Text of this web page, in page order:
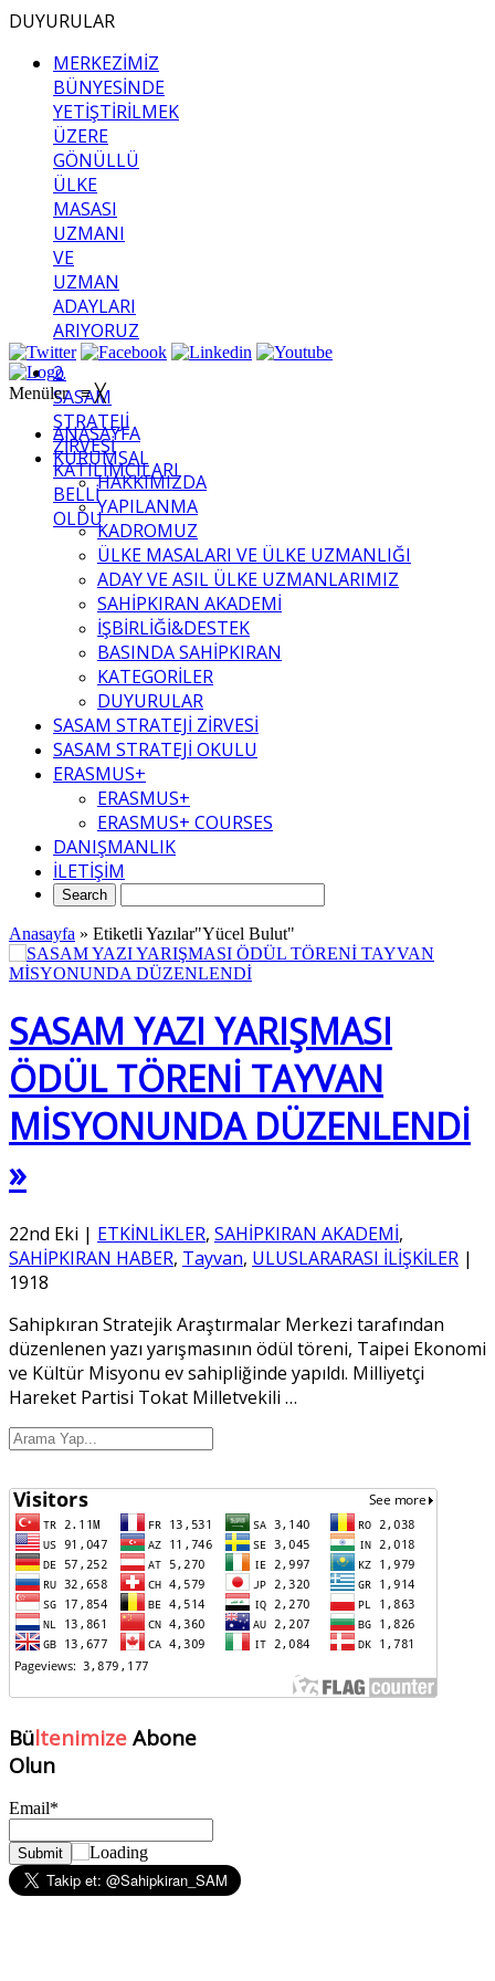
DUYURULAR
MERKEZİMİZ
BÜNYESİNDE
YETİŞTİRİLMEK
ÜZERE
GÖNÜLLÜ
ÜLKE
MASASI
UZMANI
VE
UZMAN
ADAYLARI
ARIYORUZ
2.
SASAM
STRATEJİ
ZİRVESİ
KATILIMCILARI
BELLİ
OLDU
Menüler≡ ╳
ANASAYFA
KURUMSAL
HAKKIMIZDA
YAPILANMA
KADROMUZ
ÜLKE MASALARI VE ÜLKE UZMANLIĞI
ADAY VE ASIL ÜLKE UZMANLARIMIZ
SAHİPKIRAN AKADEMİ
İŞBİRLİĞİ&DESTEK
BASINDA SAHİPKIRAN
KATEGORİLER
DUYURULAR
SASAM STRATEJİ ZİRVESİ
SASAM STRATEJİ OKULU
ERASMUS+
ERASMUS+
ERASMUS+ COURSES
DANIŞMANLIK
İLETİŞİM
Anasayfa » Etiketli Yazılar"Yücel Bulut"
SASAM YAZI YARIŞMASI
ÖDÜL TÖRENİ TAYVAN
MİSYONUNDA DÜZENLENDİ
»
22nd Eki | ETKİNLİKLER, SAHİPKIRAN AKADEMİ,
SAHİPKIRAN HABER, Tayvan, ULUSLARARASI İLİŞKİLER |
1918
Sahipkıran Stratejik Araştırmalar Merkezi tarafından
düzenlenen yazı yarışmasının ödül töreni, Taipei Ekonomi
ve Kültür Misyonu ev sahipliğinde yapıldı. Milliyetçi
Hareket Partisi Tokat Milletvekili …
Bültenimize Abone
Olun
Email*